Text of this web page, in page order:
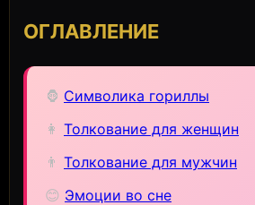
ОГЛАВЛЕНИЕ
🦍 Символика гориллы
👩 Толкование для женщин
👨 Толкование для мужчин
😊 Эмоции во сне